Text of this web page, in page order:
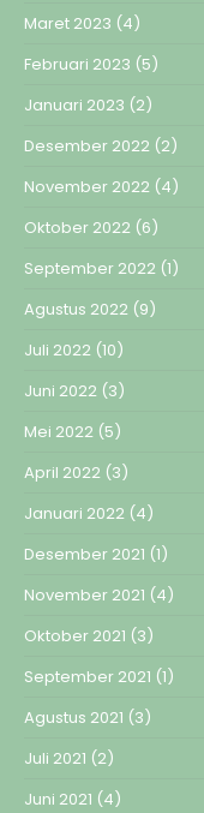
Maret 2023 (4)
Februari 2023 (5)
Januari 2023 (2)
Desember 2022 (2)
November 2022 (4)
Oktober 2022 (6)
September 2022 (1)
Agustus 2022 (9)
Juli 2022 (10)
Juni 2022 (3)
Mei 2022 (5)
April 2022 (3)
Januari 2022 (4)
Desember 2021 (1)
November 2021 (4)
Oktober 2021 (3)
September 2021 (1)
Agustus 2021 (3)
Juli 2021 (2)
Juni 2021 (4)